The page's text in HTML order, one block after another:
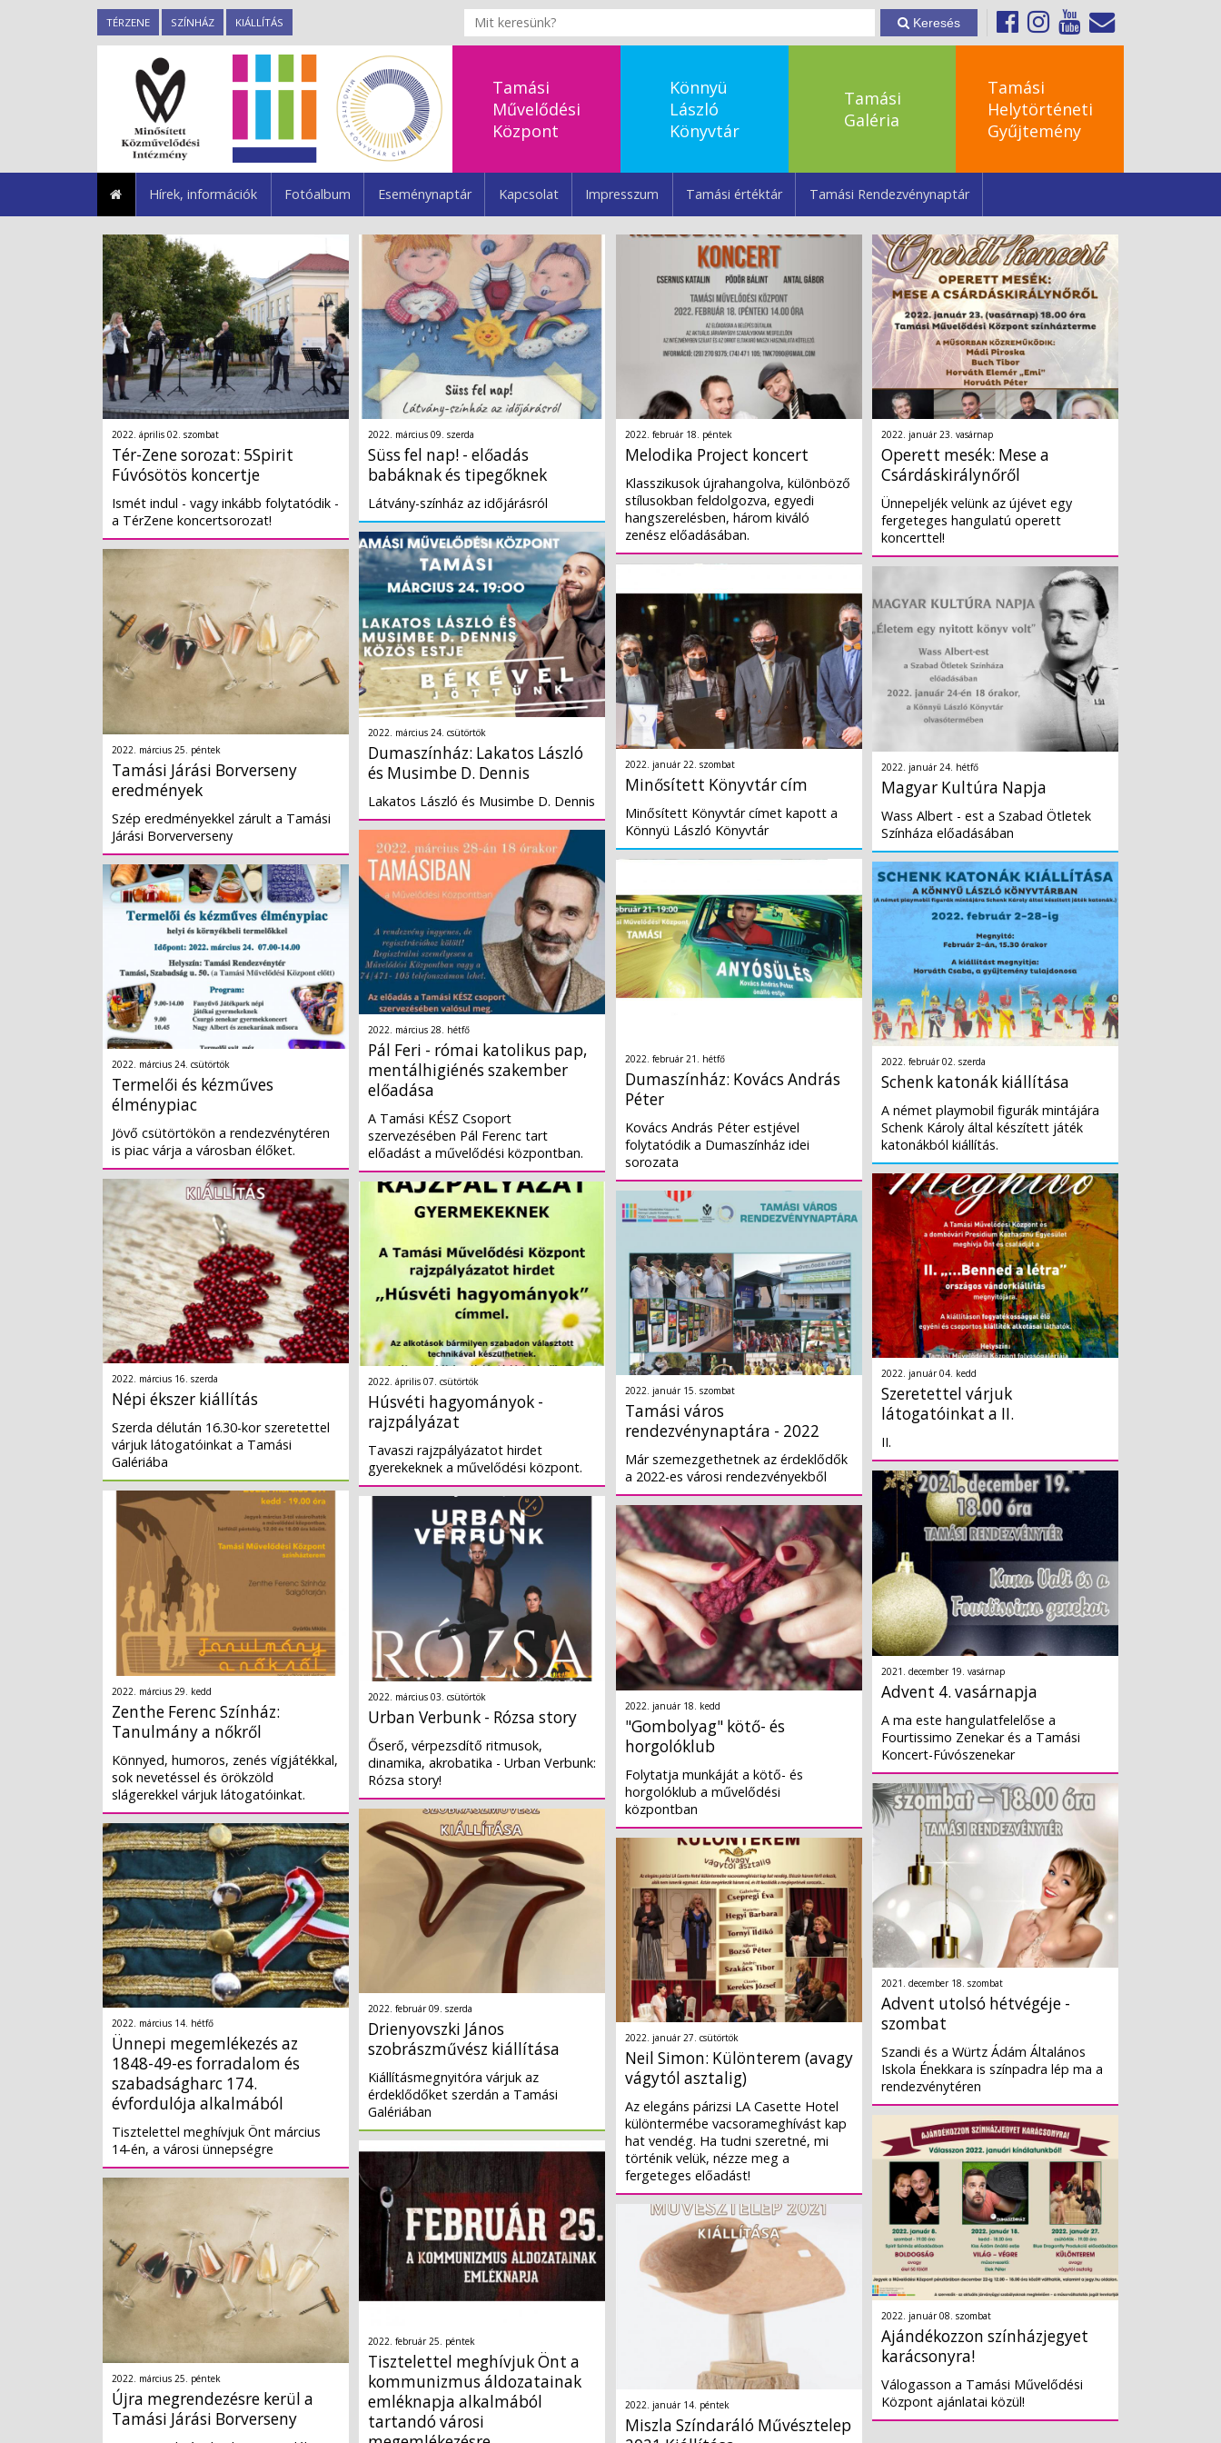
TÉRZENE SZÍNHÁZ KIÁLLÍTÁS Keresés
Tamási
Művelődési
Központ
Könnyü
László
Könyvtár
Tamási
Galéria
Tamási
Helytörténeti
Gyűjtemény
Hírek, információk Fotóalbum Eseménynaptár Kapcsolat Impresszum Tamási értéktár Tamási Rendezvénynaptár
2022. április 02. szombat
Tér-Zene sorozat: 5Spirit
Fúvósötös koncertje
Ismét indul - vagy inkább folytatódik -
a TérZene koncertsorozat!
2022. március 25. péntek
Tamási Járási Borverseny
eredmények
Szép eredményekkel zárult a Tamási
Járási Borververseny
2022. március 24. csütörtök
Termelői és kézműves
élménypiac
Jövő csütörtökön a rendezvénytéren
is piac várja a városban élőket.
2022. március 16. szerda
Népi ékszer kiállítás
Szerda délután 16.30-kor szeretettel
várjuk látogatóinkat a Tamási
Galériába
2022. március 29. kedd
Zenthe Ferenc Színház:
Tanulmány a nőkről
Könnyed, humoros, zenés vígjátékkal,
sok nevetéssel és örökzöld
slágerekkel várjuk látogatóinkat.
2022. március 14. hétfő
Ünnepi megemlékezés az
1848-49-es forradalom és
szabadságharc 174.
évfordulója alkalmából
Tisztelettel meghívjuk Önt március
14-én, a városi ünnepségre
2022. március 25. péntek
Újra megrendezésre kerül a
Tamási Járási Borverseny
2022. március 09. szerda
Süss fel nap! - előadás
babáknak és tipegőknek
Látvány-színház az időjárásról
2022. március 24. csütörtök
Dumaszínház: Lakatos László
és Musimbe D. Dennis
Lakatos László és Musimbe D. Dennis
2022. március 28. hétfő
Pál Feri - római katolikus pap,
mentálhigiénés szakember
előadása
A Tamási KÉSZ Csoport
szervezésében Pál Ferenc tart
előadást a művelődési központban.
2022. április 07. csütörtök
Húsvéti hagyományok -
rajzpályázat
Tavaszi rajzpályázatot hirdet
gyerekeknek a művelődési központ.
2022. március 03. csütörtök
Urban Verbunk - Rózsa story
Őserő, vérpezsdítő ritmusok,
dinamika, akrobatika - Urban Verbunk:
Rózsa story!
2022. február 09. szerda
Drienyovszki János
szobrászművész kiállítása
Kiállításmegnyitóra várjuk az
érdeklődőket szerdán a Tamási
Galériában
2022. február 25. péntek
Tisztelettel meghívjuk Önt a
kommunizmus áldozatainak
emléknapja alkalmából
tartandó városi
2022. február 18. péntek
Melodika Project koncert
Klasszikusok újrahangolva, különböző
stílusokban feldolgozva, egyedi
hangszerelésben, három kiváló
zenész előadásában.
2022. január 22. szombat
Minősített Könyvtár cím
Minősített Könyvtár címet kapott a
Könnyü László Könyvtár
2022. február 21. hétfő
Dumaszínház: Kovács András
Péter
Kovács András Péter estjével
folytatódik a Dumaszínház idei
sorozata
2022. január 15. szombat
Tamási város
rendezvénynaptára - 2022
Már szemezgethetnek az érdeklődők
a 2022-es városi rendezvényekből
2022. január 18. kedd
"Gombolyag" kötő- és
horgolóklub
Folytatja munkáját a kötő- és
horgolóklub a művelődési
központban
2022. január 27. csütörtök
Neil Simon: Különterem (avagy
vágytól asztalig)
Az elegáns párizsi LA Casette Hotel
különtermébe vacsorameghívást kap
hat vendég. Ha tudni szeretné, mi
történik velük, nézze meg a
fergeteges előadást!
2022. január 14. péntek
Miszla Színdaráló Művésztelep
2022. január 23. vasárnap
Operett mesék: Mese a
Csárdáskirálynőről
Ünnepeljék velünk az újévet egy
fergeteges hangulatú operett
koncerttel!
2022. január 24. hétfő
Magyar Kultúra Napja
Wass Albert - est a Szabad Ötletek
Színháza előadásában
2022. február 02. szerda
Schenk katonák kiállítása
A német playmobil figurák mintájára
Schenk Károly által készített játék
katonákból kiállítás.
2022. január 04. kedd
Szeretettel várjuk
látogatóinkat a II.
II.
2021. december 19. vasárnap
Advent 4. vasárnapja
A ma este hangulatfelelőse a
Fourtissimo Zenekar és a Tamási
Koncert-Fúvószenekar
2021. december 18. szombat
Advent utolsó hétvégéje -
szombat
Szandi és a Würtz Ádám Általános
Iskola Énekkara is színpadra lép ma a
rendezvénytéren
2022. január 08. szombat
Ajándékozzon színházjegyet
karácsonyra!
Válogasson a Tamási Művelődési
Központ ajánlatai közül!